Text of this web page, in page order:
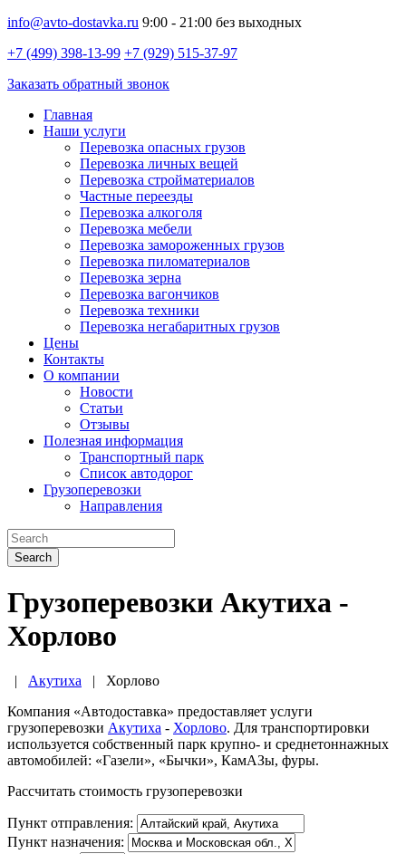
info@avto-dostavka.ru 9:00 - 21:00 без выходных
+7 (499) 398-13-99 +7 (929) 515-37-97
Заказать обратный звонок
Главная
Наши услуги
Перевозка опасных грузов
Перевозка личных вещей
Перевозка стройматериалов
Частные переезды
Перевозка алкоголя
Перевозка мебели
Перевозка замороженных грузов
Перевозка пиломатериалов
Перевозка зерна
Перевозка вагончиков
Перевозка техники
Перевозка негабаритных грузов
Цены
Контакты
О компании
Новости
Статьи
Отзывы
Полезная информация
Транспортный парк
Список автодорог
Грузоперевозки
Направления
Search
Грузоперевозки Акутиха -
Хорлово
| Акутиха | Хорлово
Компания «Автодоставка» предоставляет услуги
грузоперевозки Акутиха - Хорлово. Для транспортировки
используется собственный парк крупно- и среднетоннажных
автомобилей: «Газели», «Бычки», КамАЗы, фуры.
Рассчитать стоимость грузоперевозки
Пункт отправления:
Пункт назначения: